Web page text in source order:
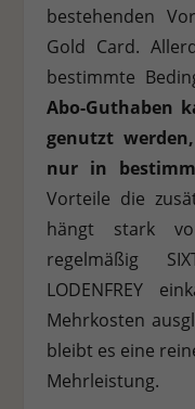
bestehenden
Gold Card.
bestimmte
Abo-Guthaben
genutzt werden,
nur in
Vorteile die
hängt stark
regelmäßig
LODENFREY
Mehrkosten
bleibt es eine
Mehrleistung.